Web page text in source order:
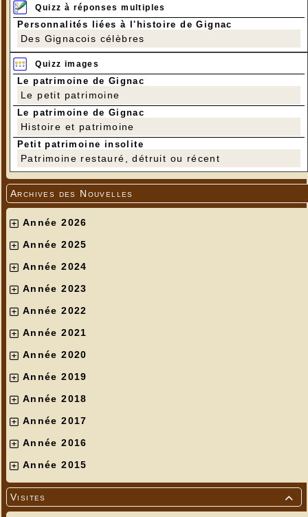
Quizz à réponses multiples
Personnalités liées à l'histoire de Gignac
Des Gignacois célèbres
Quizz images
Le patrimoine de Gignac
Le petit patrimoine
Le patrimoine de Gignac
Histoire et patrimoine
Petit patrimoine insolite
Patrimoine restauré, détruit ou récent
Archives des Nouvelles
Année 2026
Année 2025
Année 2024
Année 2023
Année 2022
Année 2021
Année 2020
Année 2019
Année 2018
Année 2017
Année 2016
Année 2015

Visites